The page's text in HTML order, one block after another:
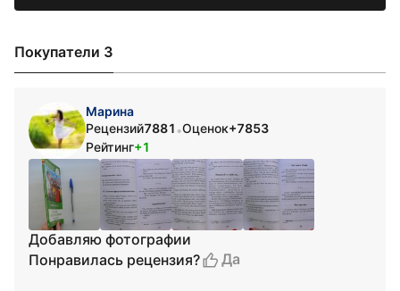
Покупатели 3
Марина
Рецензий7881 •Оценок+7853
Рейтинг+1
Добавляю фотографии
Понравилась рецензия?
Да